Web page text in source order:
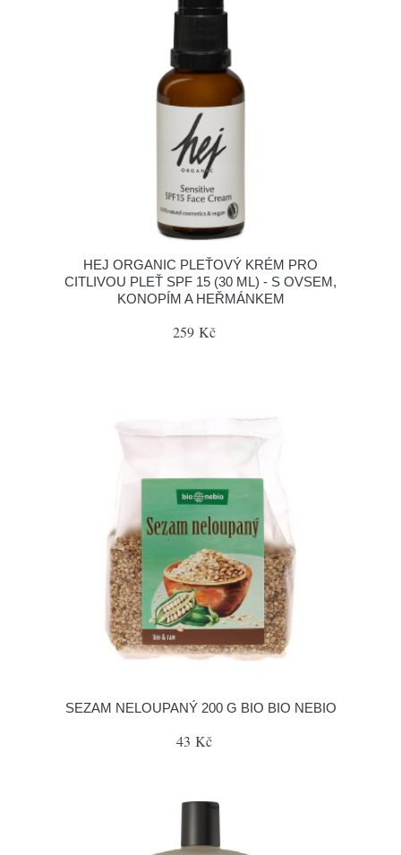
HEJ ORGANIC PLEŤOVÝ KRÉM PRO
CITLIVOU PLEŤ SPF 15 (30 ML) - S OVSEM,
KONOPÍM A HEŘMÁNKEM
259 Kč
SEZAM NELOUPANÝ 200 G BIO BIO NEBIO
43 Kč